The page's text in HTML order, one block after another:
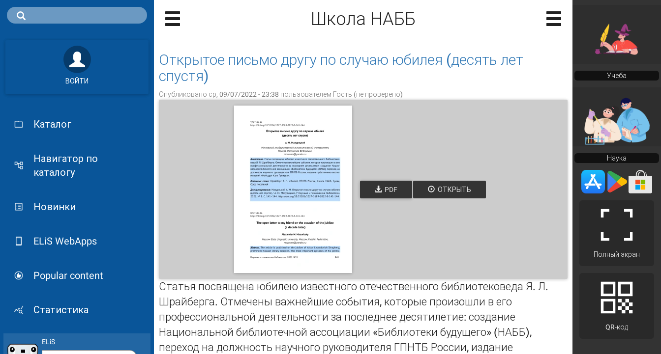
ВОЙТИ
Каталог
Навигатор по
каталогу
Новинки
ELiS WebApps
Popular content
Статистика
ELiS
Школа НАББ
Открытое письмо другу по случаю юбилея (десять лет
спустя)
Опубликовано ср, 09/07/2022 - 23:38 пользователем Гость (не проверено)
PDF ОТКРЫТЬ
Статья посвящена юбилею известного отечественного библиотековеда Я. Л.
Шрайберга. Отмечены важнейшие события, которые произошли в его
профессиональной деятельности за последнее десятилетие: создание
Национальной библиотечной ассоциации «Библиотеки будущего» (НАББ),
переход на должность научного руководителя ГПНТБ России, издание
Учеба
Наука
Полный экран
QR-код